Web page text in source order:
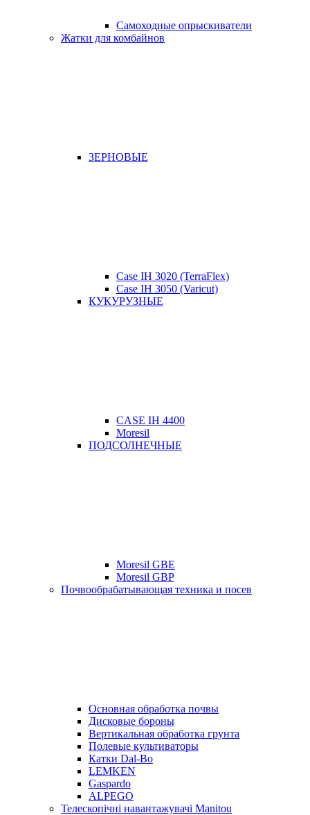
Самоходные опрыскиватели
Жатки для комбайнов
ЗЕРНОВЫЕ
Case IH 3020 (TerraFlex)
Case IH 3050 (Varicut)
КУКУРУЗНЫЕ
CASE IH 4400
Moresil
ПОДСОЛНЕЧНЫЕ
Moresil GBE
Moresil GBP
Почвообрабатывающая техника и посев
Основная обработка почвы
Дисковые бороны
Вертикальная обработка грунта
Полевые культиваторы
Катки Dal-Bo
LEMKEN
Gaspardo
ALPEGO
Телескопічні навантажувачі Manitou